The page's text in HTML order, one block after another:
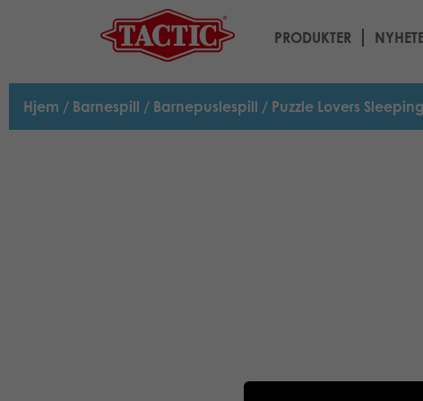
PRODUKTER
Hjem / Barnespill / Barnepuslespill / Puzzle Lovers